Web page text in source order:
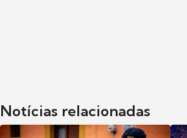
Notícias relacionadas